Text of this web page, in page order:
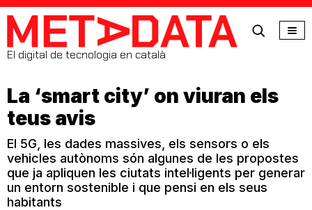
MetaData
El digital de tecnologia en català
La ‘smart city’ on viuran els
teus avis
El 5G, les dades massives, els sensors o els
vehicles autònoms són algunes de les propostes
que ja apliquen les ciutats intel·ligents per generar
un entorn sostenible i que pensi en els seus
habitants